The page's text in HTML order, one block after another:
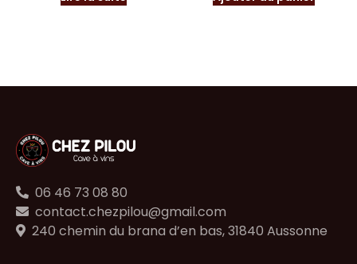
06 46 73 08 80
contact.chezpilou@gmail.com
240 chemin du brana d’en bas, 31840 Aussonne